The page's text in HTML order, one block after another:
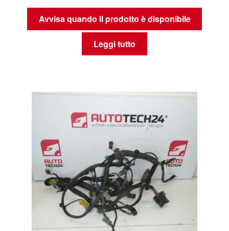
Avvisa quando il prodotto è disponibile
Leggi tutto